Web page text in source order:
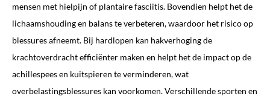
mensen met hielpijn of plantaire fasciitis. Bovendien helpt het de
lichaamshouding en balans te verbeteren, waardoor het risico op
blessures afneemt. Bij hardlopen kan hakverhoging de
krachtoverdracht efficiënter maken en helpt het de impact op de
achillespees en kuitspieren te verminderen, wat
overbelastingsblessures kan voorkomen. Verschillende sporten en